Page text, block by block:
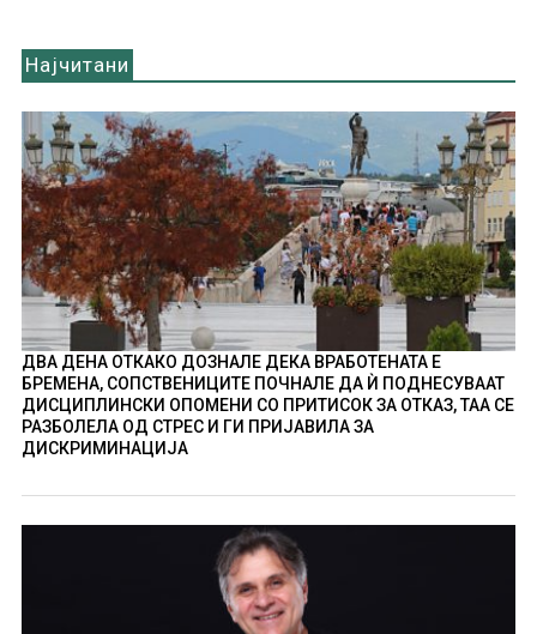
Најчитани
ДВА ДЕНА ОТКАКО ДОЗНАЛЕ ДЕКА ВРАБОТЕНАТА Е
БРЕМЕНА, СОПСТВЕНИЦИТЕ ПОЧНАЛЕ ДА Ѝ ПОДНЕСУВААТ
ДИСЦИПЛИНСКИ ОПОМЕНИ СО ПРИТИСОК ЗА ОТКАЗ, ТАА СЕ
РАЗБОЛЕЛА ОД СТРЕС И ГИ ПРИЈАВИЛА ЗА
ДИСКРИМИНАЦИЈА